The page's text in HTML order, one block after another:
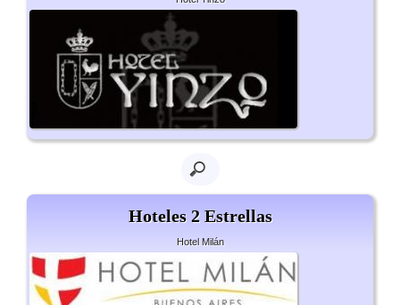
Hoteles 2 Estrellas
Hotel Milán